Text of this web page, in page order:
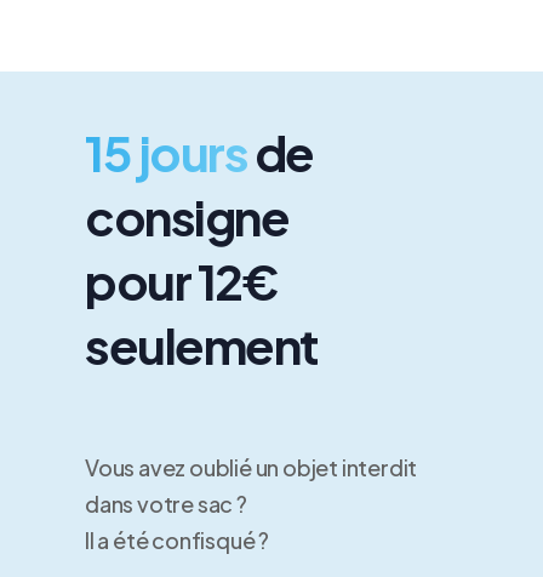
15 joursde
consigne
pour 12€
seulement
Vous avez oublié un objet interdit
dans votre sac ?
Il a été confisqué ?